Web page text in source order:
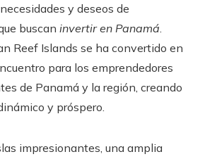
y deseos de
buscan invertir en Panamá
Reef Islands se ha convertido en
para los emprendedores
de Panamá y la región, creando
y próspero.
impresionantes, una amplia